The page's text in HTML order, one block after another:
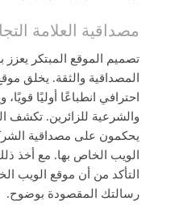
مصداقية العلامة
تصميم الموقع المبتكر يعزز
المصداقية والثقة. يخلق
احترافي انطباعًا أوليًا
والشرعية للزائرين. تكشف
يحكمون على مصداقية
الويب الخاص بها. مع أخذ
التأكد من أن موقع الويب
رسالتك المقصودة بوضوح.